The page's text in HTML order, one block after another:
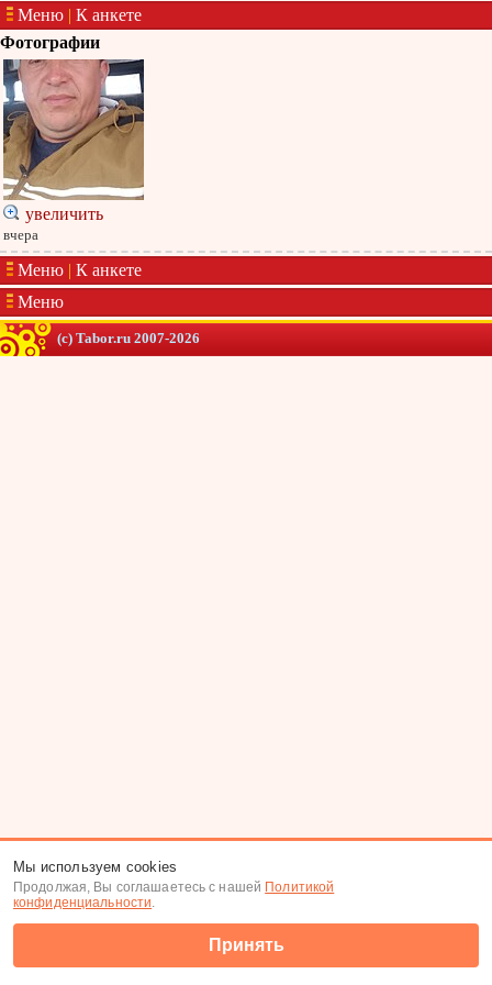
Меню | К анкете
Фотографии
увеличить
вчера
Меню | К анкете
Меню
(c) Tabor.ru 2007-2026
Мы используем cookies
Продолжая, Вы соглашаетесь с нашей Политикой
конфиденциальности.
Принять